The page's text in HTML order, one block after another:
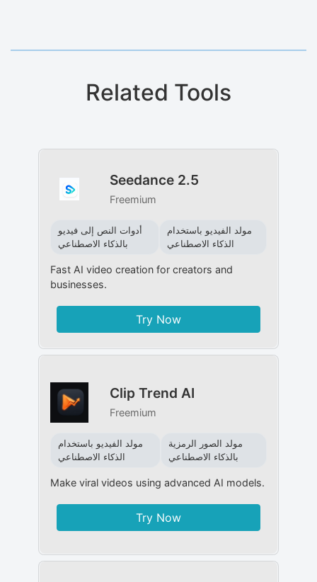
Related Tools
Seedance 2.5
Freemium
أدوات النص إلى فيديو
بالذكاء الاصطناعي
مولد الفيديو باستخدام
الذكاء الاصطناعي
Fast AI video creation for creators and
businesses.
Try Now
Clip Trend AI
Freemium
مولد الفيديو باستخدام
الذكاء الاصطناعي
مولد الصور الرمزية
بالذكاء الاصطناعي
Make viral videos using advanced AI models.
Try Now